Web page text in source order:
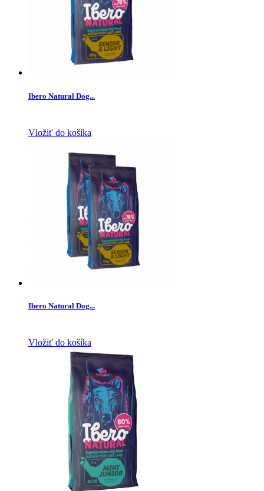
Ibero Natural Dog...
Vložiť do košíka
Ibero Natural Dog...
Vložiť do košíka